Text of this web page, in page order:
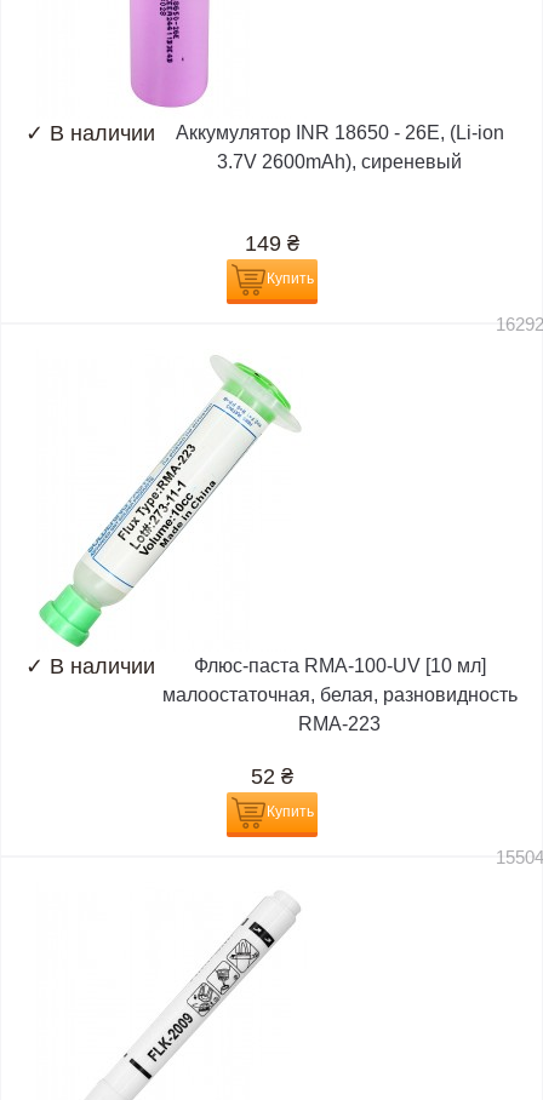
✓ В наличии
Аккумулятор INR 18650 - 26E, (Li-ion
3.7V 2600mAh), сиреневый
149 ₴
Купить
✓ В наличии
Флюс-паста RMA-100-UV [10 мл]
малоостаточная, белая, разновидность
RMA-223
52 ₴
Купить